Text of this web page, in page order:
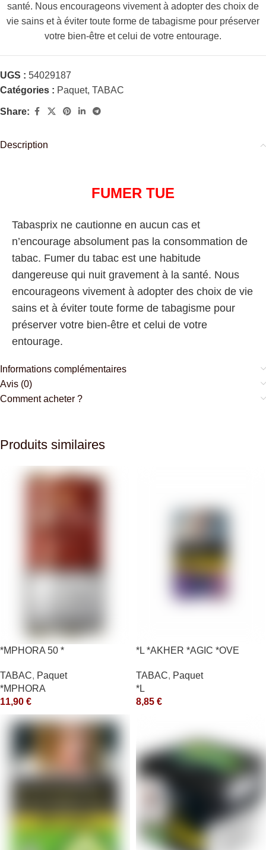
santé. Nous encourageons vivement à adopter des choix de
vie sains et à éviter toute forme de tabagisme pour préserver
votre bien-être et celui de votre entourage.
UGS : 54029187
Catégories : Paquet, TABAC
Share:
Description
FUMER TUE
Tabasprix ne cautionne en aucun cas et
n’encourage absolument pas la consommation de
tabac. Fumer du tabac est une habitude
dangereuse qui nuit gravement à la santé. Nous
encourageons vivement à adopter des choix de vie
sains et à éviter toute forme de tabagisme pour
préserver votre bien-être et celui de votre
entourage.
Informations complémentaires
Avis (0)
Comment acheter ?
Produits similaires
*MPHORA 50 *
TABAC, Paquet
*MPHORA
11,90 €
*L *AKHER *AGIC *OVE
TABAC, Paquet
*L
8,85 €